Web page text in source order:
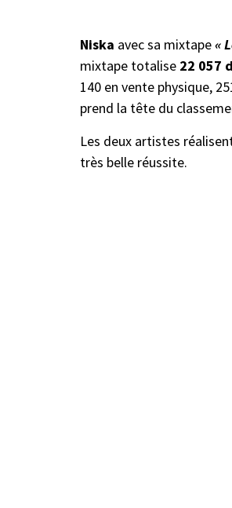
Niska avec sa mixtape«
mixtape totalise 22 057
140 en vente physique,
prend la tête du
Les deux artistes
très belle réussite.